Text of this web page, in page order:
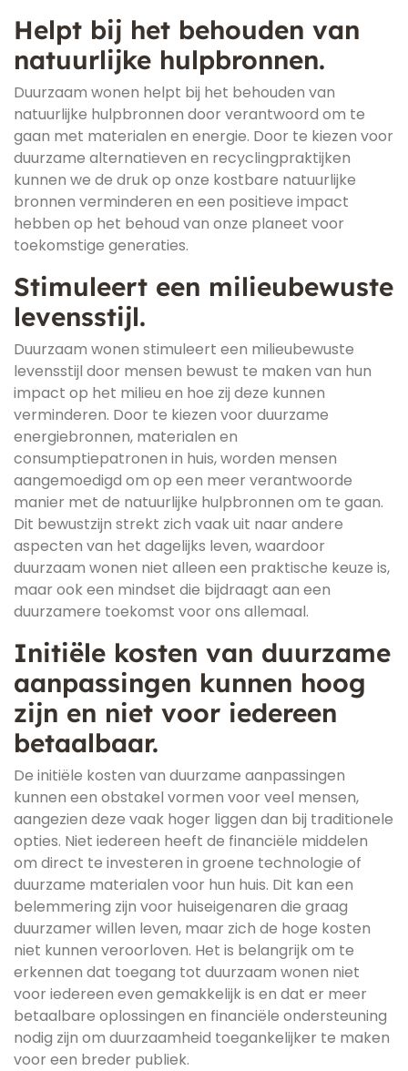
Helpt bij het behouden van
natuurlijke hulpbronnen.
Duurzaam wonen helpt bij het behouden van
natuurlijke hulpbronnen door verantwoord om te
gaan met materialen en energie. Door te kiezen voor
duurzame alternatieven en recyclingpraktijken
kunnen we de druk op onze kostbare natuurlijke
bronnen verminderen en een positieve impact
hebben op het behoud van onze planeet voor
toekomstige generaties.
Stimuleert een milieubewuste
levensstijl.
Duurzaam wonen stimuleert een milieubewuste
levensstijl door mensen bewust te maken van hun
impact op het milieu en hoe zij deze kunnen
verminderen. Door te kiezen voor duurzame
energiebronnen, materialen en
consumptiepatronen in huis, worden mensen
aangemoedigd om op een meer verantwoorde
manier met de natuurlijke hulpbronnen om te gaan.
Dit bewustzijn strekt zich vaak uit naar andere
aspecten van het dagelijks leven, waardoor
duurzaam wonen niet alleen een praktische keuze is,
maar ook een mindset die bijdraagt aan een
duurzamere toekomst voor ons allemaal.
Initiële kosten van duurzame
aanpassingen kunnen hoog
zijn en niet voor iedereen
betaalbaar.
De initiële kosten van duurzame aanpassingen
kunnen een obstakel vormen voor veel mensen,
aangezien deze vaak hoger liggen dan bij traditionele
opties. Niet iedereen heeft de financiële middelen
om direct te investeren in groene technologie of
duurzame materialen voor hun huis. Dit kan een
belemmering zijn voor huiseigenaren die graag
duurzamer willen leven, maar zich de hoge kosten
niet kunnen veroorloven. Het is belangrijk om te
erkennen dat toegang tot duurzaam wonen niet
voor iedereen even gemakkelijk is en dat er meer
betaalbare oplossingen en financiële ondersteuning
nodig zijn om duurzaamheid toegankelijker te maken
voor een breder publiek.